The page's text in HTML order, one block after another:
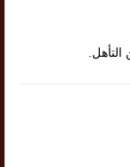
التأهل.